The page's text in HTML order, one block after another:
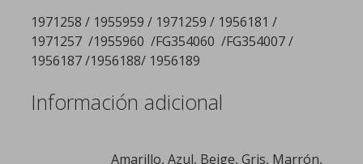
1971258 / 1955959 / 1971259 / 1956181 /
1971257 /1955960 /FG354060 /FG354007 /
1956187 /1956188/ 1956189
Información adicional
Amarillo, Azul, Beige, Gris, Marrón,